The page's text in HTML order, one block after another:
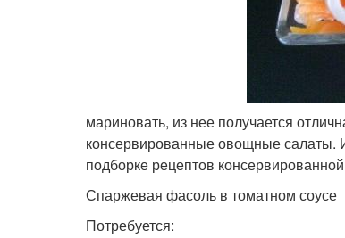
мариновать, из нее получается
консервированные овощные салаты.
подборке рецептов
Спаржевая фасоль в томатном соусе
Потребуется: